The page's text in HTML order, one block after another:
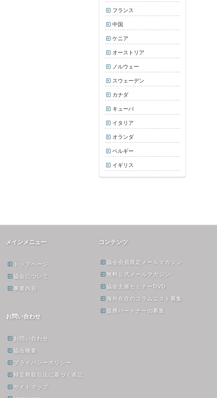
フランス
中国
ケニア
オーストリア
ノルウェー
スウェーデン
カナダ
キューバ
イタリア
オランダ
ベルギー
イギリス
メインメニュー
トップページ
協会について
事業内容
コンテンツ
協会会員限定メールマガジン
無料公式メールマガジン
協会主催セミナーDVD
海外在住のコラムニスト募集
提携パートナーの募集
お問い合わせ
お問い合わせ
協会概要
プライバシーポリシー
特定商取引法に基づく表記
サイトマップ